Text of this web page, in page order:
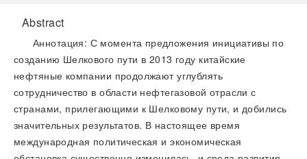
Abstract
Аннотация: С момента предложения инициативы по
созданию Шелкового пути в 2013 году китайские
нефтяные компании продолжают углублять
сотрудничество в области нефтегазовой отрасли с
странами, прилегающими к Шелковому пути, и добились
значительных результатов. В настоящее время
международная политическая и экономическая